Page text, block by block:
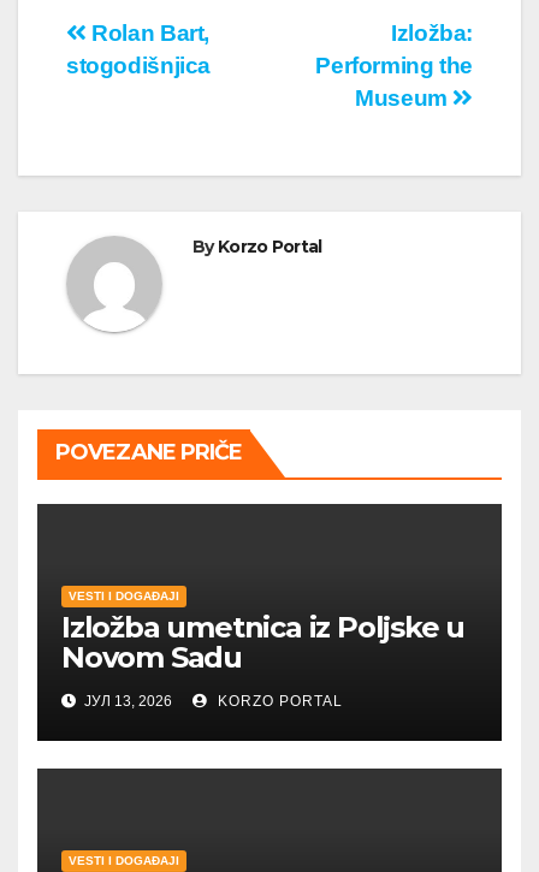
Кретање
чланка
Izložba:
Performing the
Museum
Rolan Bart,
stogodišnjica
ByKorzo Portal
POVEZANE PRIČE
VESTI I DOGAĐAJI
Izložba umetnica iz Poljske u
Novom Sadu
ЈУЛ 13, 2026 KORZO PORTAL
VESTI I DOGAĐAJI